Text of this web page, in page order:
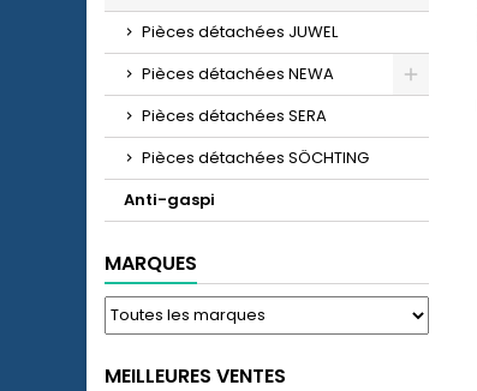
Pièces détachées JUWEL
Pièces détachées NEWA
Pièces détachées SERA
Pièces détachées SÖCHTING
Anti-gaspi
MARQUES
MEILLEURES VENTES